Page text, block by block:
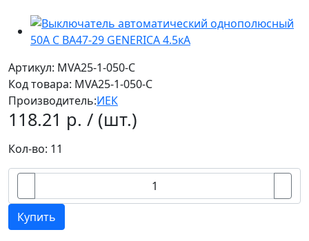
Артикул: MVA25-1-050-C
Код товара: MVA25-1-050-C
Производитель:ИЕК
118.21 р. / (шт.)
Кол-во: 11
Купить